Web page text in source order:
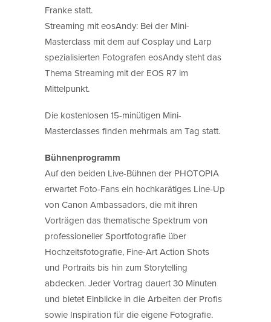
Franke statt.
Streaming mit eosAndy: Bei der Mini-
Masterclass mit dem auf Cosplay und Larp
spezialisierten Fotografen eosAndy steht das
Thema Streaming mit der EOS R7 im
Mittelpunkt.
Die kostenlosen 15-minütigen Mini-
Masterclasses finden mehrmals am Tag statt.
Bühnenprogramm
Auf den beiden Live-Bühnen der PHOTOPIA
erwartet Foto-Fans ein hochkarätiges Line-Up
von Canon Ambassadors, die mit ihren
Vorträgen das thematische Spektrum von
professioneller Sportfotografie über
Hochzeitsfotografie, Fine-Art Action Shots
und Portraits bis hin zum Storytelling
abdecken. Jeder Vortrag dauert 30 Minuten
und bietet Einblicke in die Arbeiten der Profis
sowie Inspiration für die eigene Fotografie.